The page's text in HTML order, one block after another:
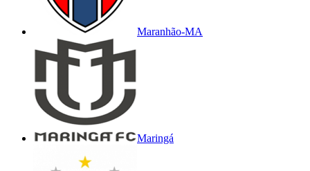
Maranhão-MA
Maringá